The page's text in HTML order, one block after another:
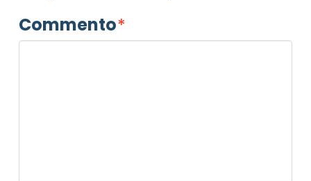
Commento*